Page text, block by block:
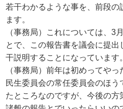
若干わかるような事を、前段の
ます。
（事務局）これについては、3
とで、この報告書を議会に提
干説明することになっています。
（事務局）前年は初めってや
民生委員会の常任委員会のほ
たところなのですが、今後の